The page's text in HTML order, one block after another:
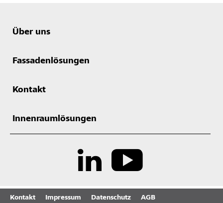
Über uns
Fassadenlösungen
Kontakt
Innenraumlösungen
Kontakt Impressum Datenschutz AGB